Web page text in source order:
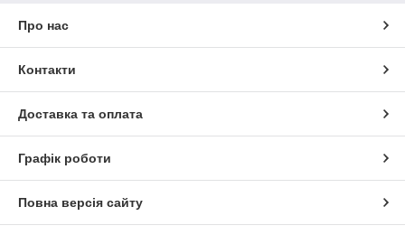
Про нас
Контакти
Доставка та оплата
Графік роботи
Повна версія сайту